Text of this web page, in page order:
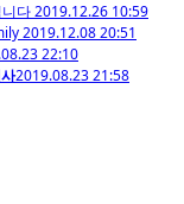
다2019.12.26 10:59
2019.12.08 20:51
22:10
2019.08.23 21:58